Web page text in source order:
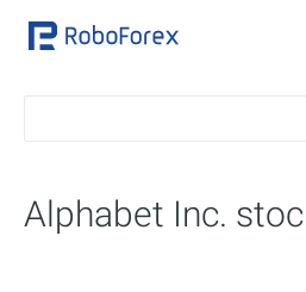
Alphabet Inc.